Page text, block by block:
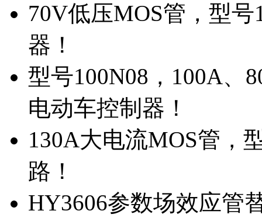
70V低压MOS管，型
器！
型号100N08，100A、
电动车控制器！
130A大电流MOS管，
路！
HY3606参数场效应管